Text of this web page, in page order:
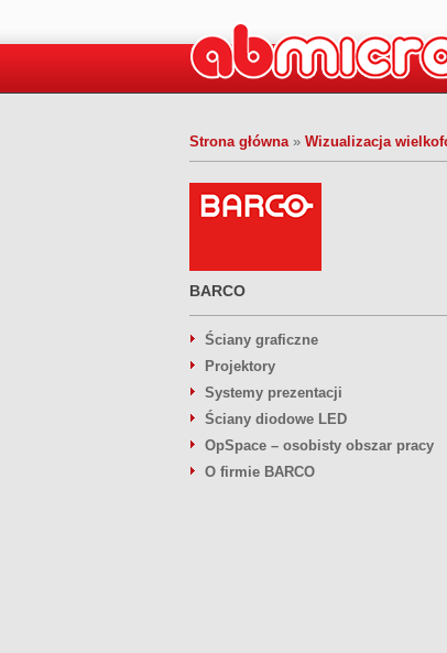
Strona główna» Wizualizacja
BARCO
Ściany graficzne
Projektory
Systemy prezentacji
Ściany diodowe LED
OpSpace – osobisty obszar pracy
O firmie BARCO